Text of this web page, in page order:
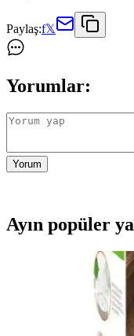
Paylaş:f𝕏
Yorumlar:
Yorum
Ayın popüler